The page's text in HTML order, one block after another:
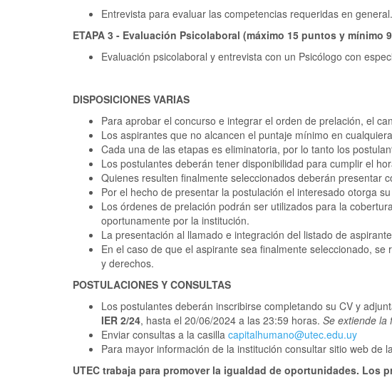
Entrevista para evaluar las competencias requeridas en general.
ETAPA 3 - Evaluación Psicolaboral (máximo 15 puntos y mínimo
Evaluación psicolaboral y entrevista con un Psicólogo con
DISPOSICIONES VARIAS
Para aprobar el concurso e integrar el orden de prelación, el
Los aspirantes que no alcancen el puntaje mínimo en
Cada una de las etapas es eliminatoria, por lo tanto los
Los postulantes deberán tener disponibilidad para cumplir el
Quienes resulten finalmente seleccionados deberán presentar
Por el hecho de presentar la postulación el interesado otorga
Los órdenes de prelación podrán ser utilizados para la
oportunamente por la institución.
La presentación al llamado e integración del listado de
En el caso de que el aspirante sea finalmente seleccionado,
y derechos.
POSTULACIONES Y CONSULTAS
Los postulantes deberán inscribirse completando su CV y
IER 2/24, hasta el 20/06/2024 a las 23:59 horas. Se extiende la
Enviar consultas a la casilla capitalhumano@utec.edu.uy
Para mayor información de la institución consultar sitio web de
UTEC trabaja para promover la igualdad de oportunidades.